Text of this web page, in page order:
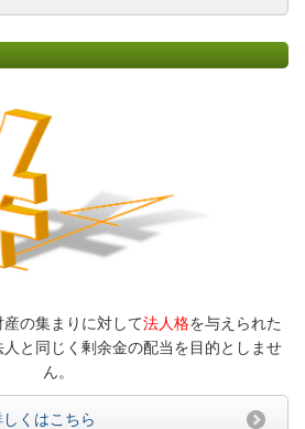
の集まりに対して法人格を与えられた
と同じく剰余金の配当を目的としませ
ん。
しくはこちら